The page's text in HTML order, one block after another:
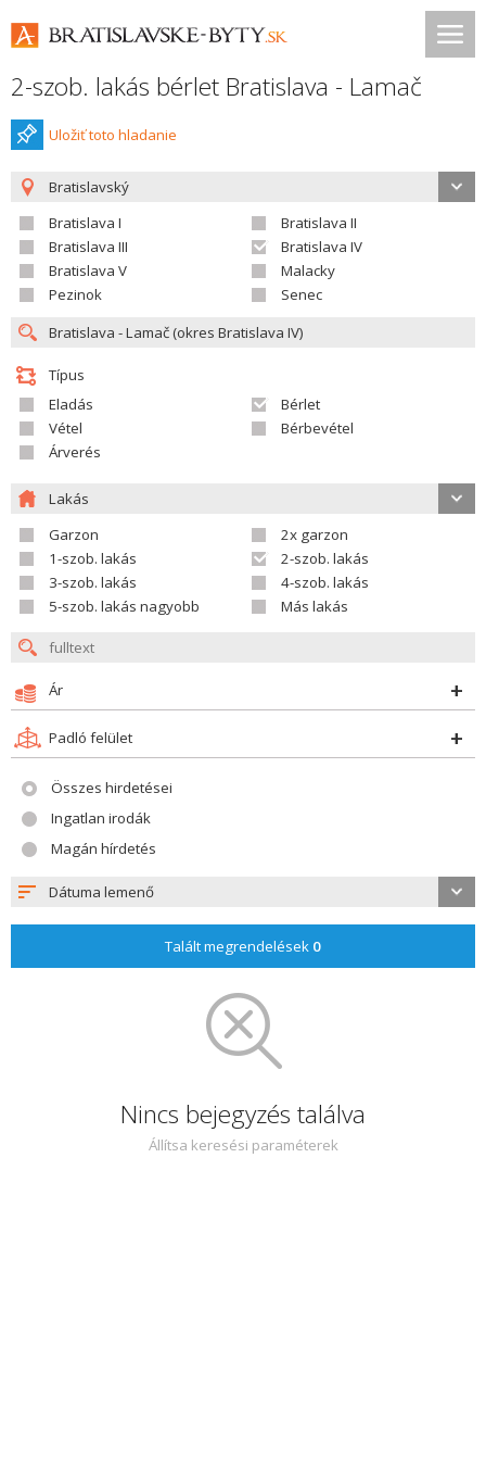
2-szob. lakás bérlet Bratislava - Lamač
Uložiť toto hladanie
Bratislavský
Bratislava I
Bratislava II
Bratislava III
Bratislava IV
Bratislava V
Malacky
Pezinok
Senec
Típus
Eladás
Bérlet
Vétel
Bérbevétel
Árverés
Lakás
Garzon
2x garzon
1-szob. lakás
2-szob. lakás
3-szob. lakás
4-szob. lakás
5-szob. lakás nagyobb
Más lakás
Ár
Padló felület
Összes hirdetései
Ingatlan irodák
Magán hírdetés
Dátuma lemenő
Talált megrendelések 0
Nincs bejegyzés találva
Állítsa keresési paraméterek